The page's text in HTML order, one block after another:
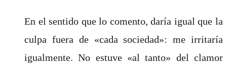
En el sentido que lo comento, daría igual que la
culpa fuera de «cada sociedad»: me irritaría
igualmente. No estuve «al tanto» del clamor